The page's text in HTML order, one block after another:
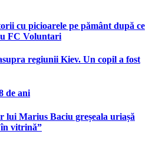
cu picioarele pe pământ după ce
FC Voluntari
regiunii Kiev. Un copil a fost
de ani
lui Marius Baciu greșeala uriașă
vitrină”